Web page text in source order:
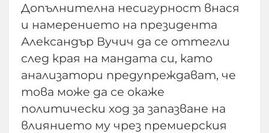
Допълнителна несигурност внася
и намерението на президента
Александър Вучич да се оттегли
след края на мандата си, като
анализатори предупреждават, че
това може да се окаже
политически ход за запазване на
влиянието му чрез премиерския